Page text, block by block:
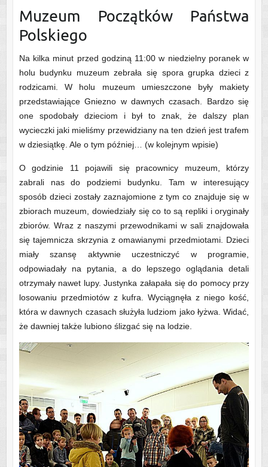
Muzeum Początków Państwa
Polskiego
Na kilka minut przed godziną 11:00 w niedzielny poranek w
holu budynku muzeum zebrała się spora grupka dzieci z
rodzicami. W holu muzeum umieszczone były makiety
przedstawiające Gniezno w dawnych czasach. Bardzo się
one spodobały dzieciom i był to znak, że dalszy plan
wycieczki jaki mieliśmy przewidziany na ten dzień jest trafem
w dziesiątkę. Ale o tym później… (w kolejnym wpisie)
O godzinie 11 pojawili się pracownicy muzeum, którzy
zabrali nas do podziemi budynku. Tam w interesujący
sposób dzieci zostały zaznajomione z tym co znajduje się w
zbiorach muzeum, dowiedziały się co to są repliki i oryginały
zbiorów. Wraz z naszymi przewodnikami w sali znajdowała
się tajemnicza skrzynia z omawianymi przedmiotami. Dzieci
miały szansę aktywnie uczestniczyć w programie,
odpowiadały na pytania, a do lepszego oglądania detali
otrzymały nawet lupy. Justynka załapała się do pomocy przy
losowaniu przedmiotów z kufra. Wyciągnęła z niego kość,
która w dawnych czasach służyła ludziom jako łyżwa. Widać,
że dawniej także lubiono ślizgać się na lodzie.